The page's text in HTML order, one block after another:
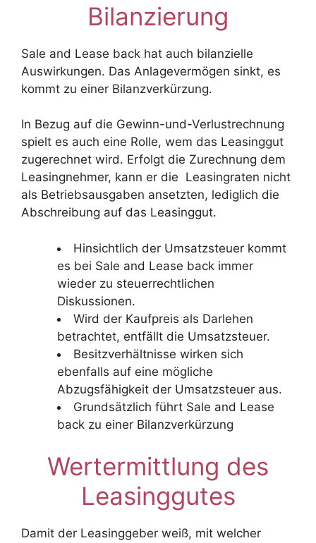
Bilanzierung
Sale and Lease back hat auch bilanzielle
Auswirkungen. Das Anlagevermögen sinkt, es
kommt zu einer Bilanzverkürzung.
In Bezug auf die Gewinn-und-Verlustrechnung
spielt es auch eine Rolle, wem das Leasinggut
zugerechnet wird. Erfolgt die Zurechnung dem
Leasingnehmer, kann er die Leasingraten nicht
als Betriebsausgaben ansetzten, lediglich die
Abschreibung auf das Leasinggut.
Hinsichtlich der Umsatzsteuer kommt
es bei Sale and Lease back immer
wieder zu steuerrechtlichen
Diskussionen.
Wird der Kaufpreis als Darlehen
betrachtet, entfällt die Umsatzsteuer.
Besitzverhältnisse wirken sich
ebenfalls auf eine mögliche
Abzugsfähigkeit der Umsatzsteuer aus.
Grundsätzlich führt Sale and Lease
back zu einer Bilanzverkürzung
Wertermittlung des
Leasinggutes
Damit der Leasinggeber weiß, mit welcher